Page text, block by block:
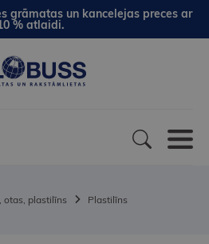
grāmatas un kancelejas preces ar
% atlaidi.
otas, plastilīns Plastilīns